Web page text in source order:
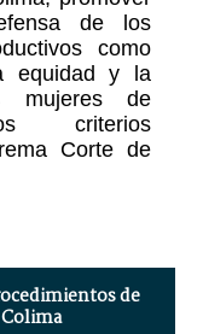
de los
como
equidad y la
mujeres de
criterios
Corte de
de